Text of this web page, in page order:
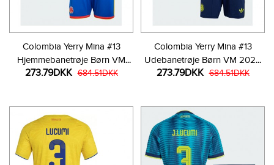
Colombia Yerry Mina #13
Hjemmebanetrøje Børn VM
2026 Kortærmet (+ Korte
273.79DKK 684.51DKK
Colombia Yerry Mina #13
Udebanetrøje Børn VM 2026
Kortærmet (+ Korte bukser)
273.79DKK 684.51DKK